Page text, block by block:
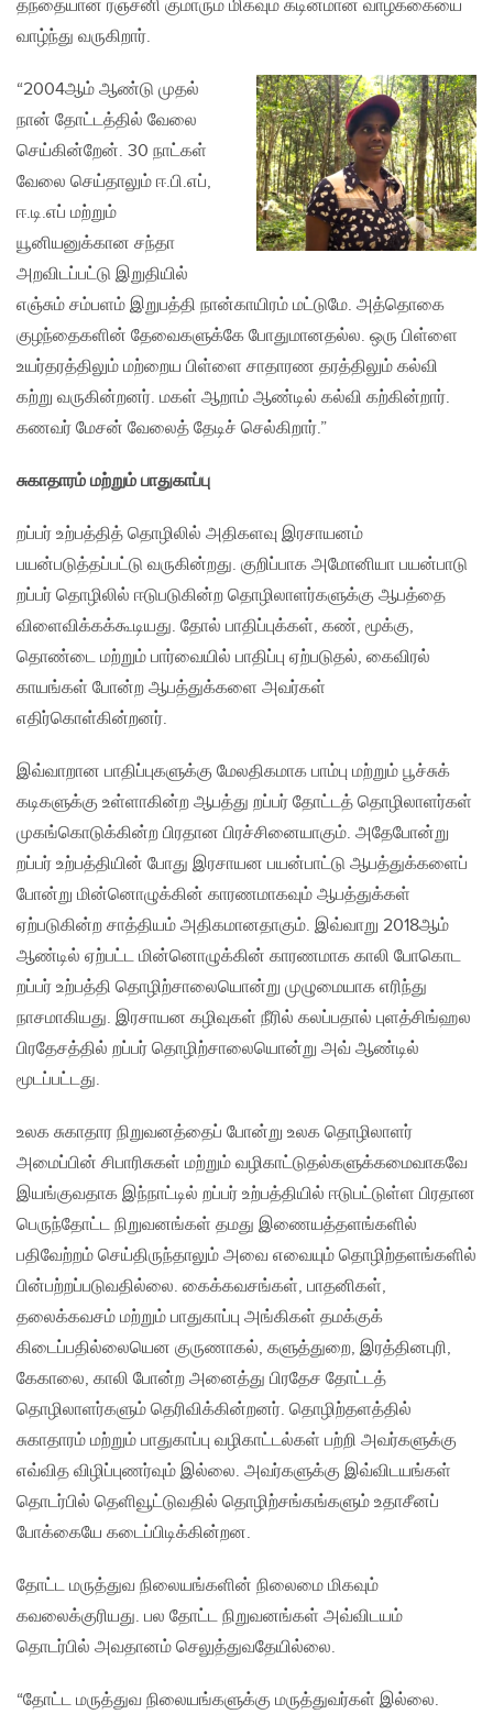
தந்தையான ரஞ்சனி குமாரும் மிகவும் கடினமான வாழ்க்கையை
வாழ்ந்து வருகிறார்.
“2004ஆம் ஆண்டு முதல்
நான் தோட்டத்தில் வேலை
செய்கின்றேன். 30 நாட்கள்
வேலை செய்தாலும் ஈ.பி.எப்,
ஈ.டி.எப் மற்றும்
யூனியனுக்கான சந்தா
அறவிடப்பட்டு இறுதியில்
எஞ்சும் சம்பளம் இறுபத்தி நான்காயிரம் மட்டுமே. அத்தொகை
குழந்தைகளின் தேவைகளுக்கே போதுமானதல்ல. ஒரு பிள்ளை
உயர்தரத்திலும் மற்றைய பிள்ளை சாதாரண தரத்திலும் கல்வி
கற்று வருகின்றனர். மகள் ஆறாம் ஆண்டில் கல்வி கற்கின்றார்.
கணவர் மேசன் வேலைத் தேடிச் செல்கிறார்.”
சுகாதாரம் மற்றும் பாதுகாப்பு
றப்பர் உற்பத்தித் தொழிலில் அதிகளவு இரசாயனம்
பயன்படுத்தப்பட்டு வருகின்றது. குறிப்பாக அமோனியா பயன்பாடு
றப்பர் தொழிலில் ஈடுபடுகின்ற தொழிலாளர்களுக்கு ஆபத்தை
விளைவிக்கக்கூடியது. தோல் பாதிப்புக்கள், கண், மூக்கு,
தொண்டை மற்றும் பார்வையில் பாதிப்பு ஏற்படுதல், கைவிரல்
காயங்கள் போன்ற ஆபத்துக்களை அவர்கள்
எதிர்கொள்கின்றனர்.
இவ்வாறான பாதிப்புகளுக்கு மேலதிகமாக பாம்பு மற்றும் பூச்சுக்
கடிகளுக்கு உள்ளாகின்ற ஆபத்து றப்பர் தோட்டத் தொழிலாளர்கள்
முகங்கொடுக்கின்ற பிரதான பிரச்சினையாகும். அதேபோன்று
றப்பர் உற்பத்தியின் போது இரசாயன பயன்பாட்டு ஆபத்துக்களைப்
போன்று மின்னொழுக்கின் காரணமாகவும் ஆபத்துக்கள்
ஏற்படுகின்ற சாத்தியம் அதிகமானதாகும். இவ்வாறு 2018ஆம்
ஆண்டில் ஏற்பட்ட மின்னொழுக்கின் காரணமாக காலி போகொட
றப்பர் உற்பத்தி தொழிற்சாலையொன்று முழுமையாக எரிந்து
நாசமாகியது. இரசாயன கழிவுகள் நீரில் கலப்பதால் புளத்சிங்ஹல
பிரதேசத்தில் றப்பர் தொழிற்சாலையொன்று அவ் ஆண்டில்
மூடப்பட்டது.
உலக சுகாதார நிறுவனத்தைப் போன்று உலக தொழிலாளர்
அமைப்பின் சிபாரிசுகள் மற்றும் வழிகாட்டுதல்களுக்கமைவாகவே
இயங்குவதாக இந்நாட்டில் றப்பர் உற்பத்தியில் ஈடுபட்டுள்ள பிரதான
பெருந்தோட்ட நிறுவனங்கள் தமது இணையத்தளங்களில்
பதிவேற்றம் செய்திருந்தாலும் அவை எவையும் தொழிற்தளங்களில்
பின்பற்றப்படுவதில்லை. கைக்கவசங்கள், பாதனிகள்,
தலைக்கவசம் மற்றும் பாதுகாப்பு அங்கிகள் தமக்குக்
கிடைப்பதில்லையென குருணாகல், களுத்துறை, இரத்தினபுரி,
கேகாலை, காலி போன்ற அனைத்து பிரதேச தோட்டத்
தொழிலாளர்களும் தெரிவிக்கின்றனர். தொழிற்தளத்தில்
சுகாதாரம் மற்றும் பாதுகாப்பு வழிகாட்டல்கள் பற்றி அவர்களுக்கு
எவ்வித விழிப்புணர்வும் இல்லை. அவர்களுக்கு இவ்விடயங்கள்
தொடர்பில் தெளிவூட்டுவதில் தொழிற்சங்கங்களும் உதாசீனப்
போக்கையே கடைப்பிடிக்கின்றன.
தோட்ட மருத்துவ நிலையங்களின் நிலைமை மிகவும்
கவலைக்குரியது. பல தோட்ட நிறுவனங்கள் அவ்விடயம்
தொடர்பில் அவதானம் செலுத்துவதேயில்லை.
“தோட்ட மருத்துவ நிலையங்களுக்கு மருத்துவர்கள் இல்லை.